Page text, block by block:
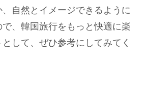
自然とイメージできるように
、韓国旅行をもっと快適に楽
して、ぜひ参考にしてみてく